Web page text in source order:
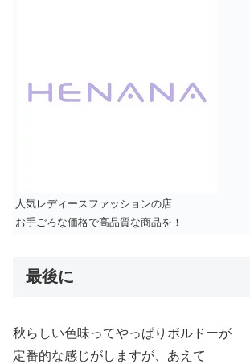
人気レディースファッションの店
お手ごろな価格で高品質な商品を！
最後に
秋らしい色味ってやっぱりボルドーが
定番的な感じがしますが、あえて